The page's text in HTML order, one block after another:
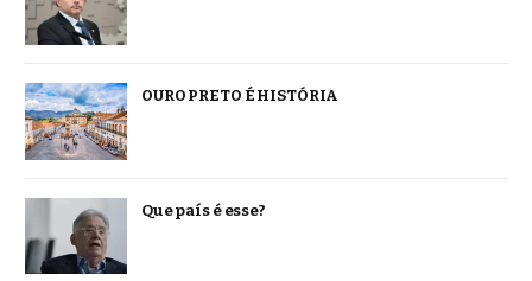
OURO PRETO É HISTÓRIA
Que país é esse?